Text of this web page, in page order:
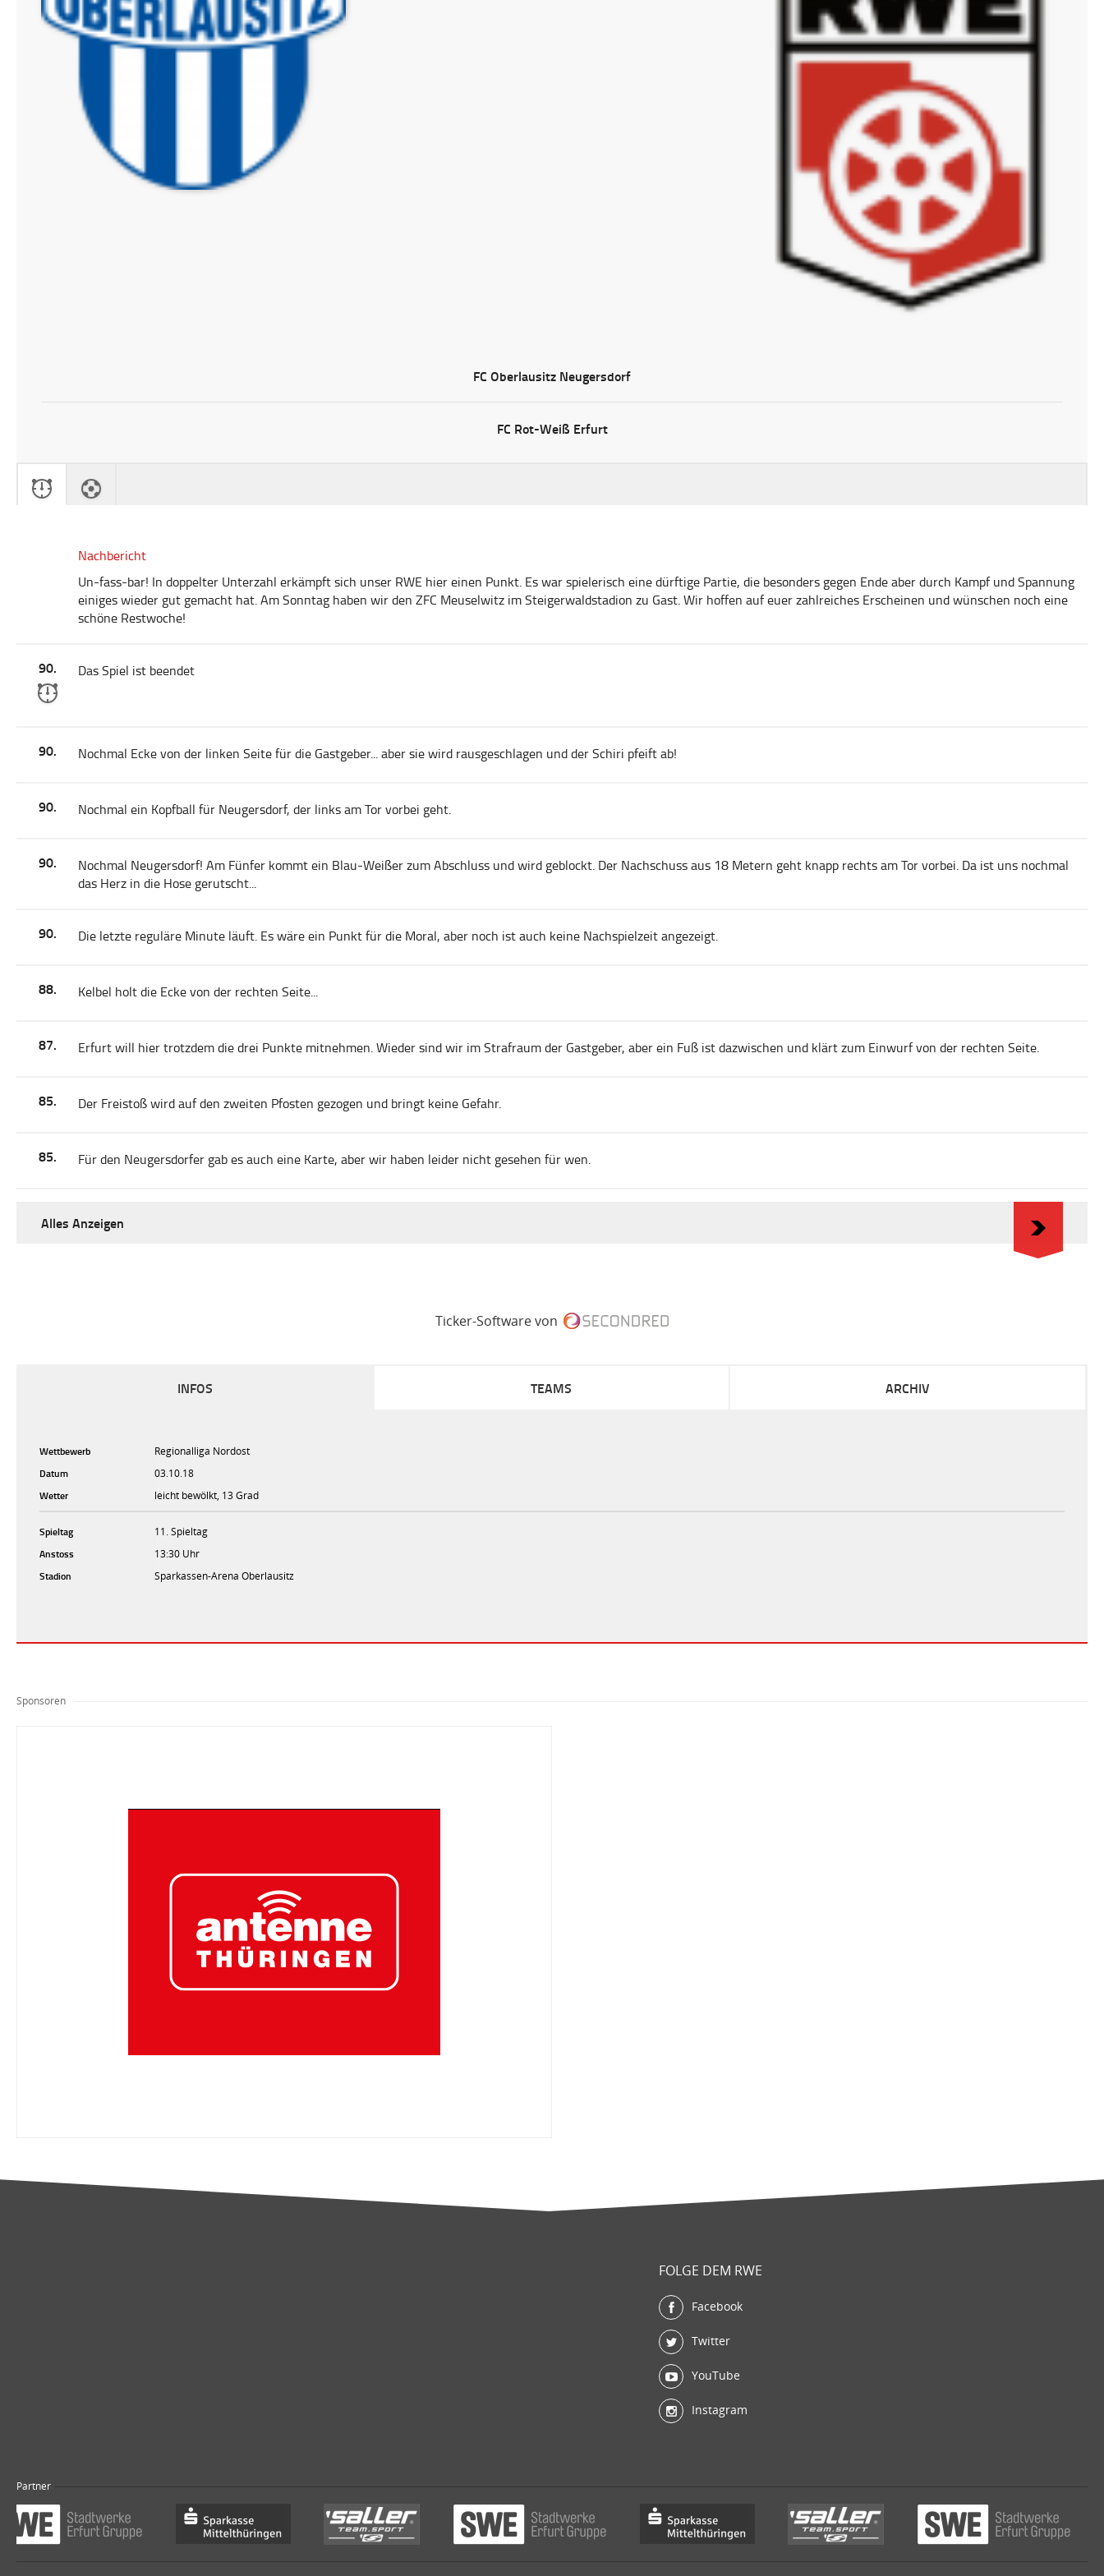
FC Oberlausitz Neugersdorf
FC Rot-Weiß Erfurt
Nachbericht
Un-fass-bar! In doppelter Unterzahl erkämpft sich unser RWE hier einen Punkt. Es war spielerisch eine dürftige Partie, die besonders gegen Ende aber durch Kampf und Spannung
einiges wieder gut gemacht hat. Am Sonntag haben wir den ZFC Meuselwitz im Steigerwaldstadion zu Gast. Wir hoffen auf euer zahlreiches Erscheinen und wünschen noch eine
schöne Restwoche!
90. Das Spiel ist beendet
90. Nochmal Ecke von der linken Seite für die Gastgeber... aber sie wird rausgeschlagen und der Schiri pfeift ab!
90. Nochmal ein Kopfball für Neugersdorf, der links am Tor vorbei geht.
90.
Nochmal Neugersdorf! Am Fünfer kommt ein Blau-Weißer zum Abschluss und wird geblockt. Der Nachschuss aus 18 Metern geht knapp rechts am Tor vorbei. Da ist uns nochmal
das Herz in die Hose gerutscht...
90. Die letzte reguläre Minute läuft. Es wäre ein Punkt für die Moral, aber noch ist auch keine Nachspielzeit angezeigt.
88. Kelbel holt die Ecke von der rechten Seite...
87. Erfurt will hier trotzdem die drei Punkte mitnehmen. Wieder sind wir im Strafraum der Gastgeber, aber ein Fuß ist dazwischen und klärt zum Einwurf von der rechten Seite.
85. Der Freistoß wird auf den zweiten Pfosten gezogen und bringt keine Gefahr.
85. Für den Neugersdorfer gab es auch eine Karte, aber wir haben leider nicht gesehen für wen.
Alles Anzeigen
Ticker-Software von
INFOS TEAMS ARCHIV
Wettbewerb
Regionalliga Nordost
Datum
03.10.18
Wetter
leicht bewölkt, 13 Grad
Spieltag
11. Spieltag
Anstoss
13:30 Uhr
Stadion
Sparkassen-Arena Oberlausitz
Sponsoren
FOLGE DEM RWE
Facebook
Twitter
YouTube
Instagram
Partner